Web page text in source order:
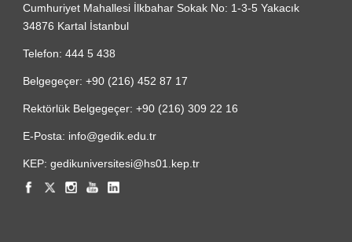
Cumhuriyet Mahallesi İlkbahar Sokak No: 1-3-5 Yakacık
34876 Kartal İstanbul
Telefon: 444 5 438
Belgegeçer: +90 (216) 452 87 17
Rektörlük Belgegeçer: +90 (216) 309 22 16
E-Posta: info@gedik.edu.tr
KEP: gedikuniversitesi@hs01.kep.tr